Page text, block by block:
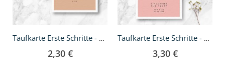
Taufkarte Erste Schritte - quadratisch
2,30 €
Taufkarte Erste Schritte - Klappkarte quadratisch
3,30 €